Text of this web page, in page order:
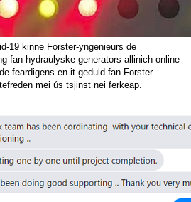
19 kinne Forster-yngenieurs de
fan hydraulyske generators allinich online
feardigens en it geduld fan Forster-
mei ús tsjinst nei ferkeap.